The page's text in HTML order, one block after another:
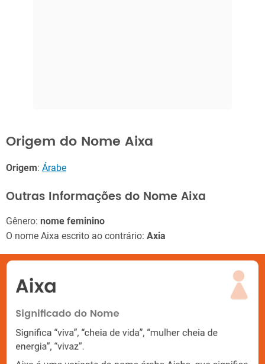
Origem do Nome Aixa
Origem: Árabe
Outras Informações do Nome Aixa
Gênero: nome feminino
O nome Aixa escrito ao contrário: Axia